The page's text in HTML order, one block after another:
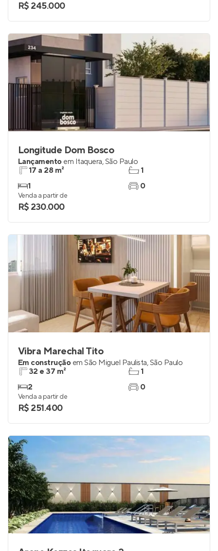
R$ 245.000
Longitude Dom Bosco
Lançamento em Itaquera,São Paulo
17 a 28 m²
1
1
0
Venda a partir de
R$ 230.000
Vibra Marechal Tito
Em construção em São Miguel Paulista,São Paulo
32 e 37 m²
2
1
0
Venda a partir de
R$ 251.400